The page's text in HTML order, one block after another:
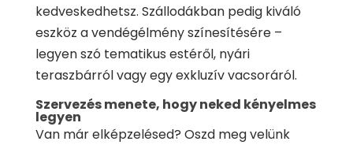
kedveskedhetsz. Szállodákban pedig kiváló
eszköz a vendégélmény színesítésére –
legyen szó tematikus estéről, nyári
teraszbárról vagy egy exkluzív vacsoráról.
Szervezés menete, hogy neked kényelmes
legyen
Van már elképzelésed? Oszd meg velünk